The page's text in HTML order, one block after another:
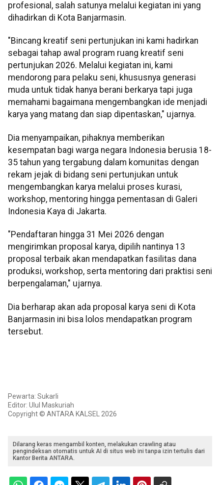
profesional, salah satunya melalui kegiatan ini yang
dihadirkan di Kota Banjarmasin.
"Bincang kreatif seni pertunjukan ini kami hadirkan
sebagai tahap awal program ruang kreatif seni
pertunjukan 2026. Melalui kegiatan ini, kami
mendorong para pelaku seni, khususnya generasi
muda untuk tidak hanya berani berkarya tapi juga
memahami bagaimana mengembangkan ide menjadi
karya yang matang dan siap dipentaskan," ujarnya.
Dia menyampaikan, pihaknya memberikan
kesempatan bagi warga negara Indonesia berusia 18-
35 tahun yang tergabung dalam komunitas dengan
rekam jejak di bidang seni pertunjukan untuk
mengembangkan karya melalui proses kurasi,
workshop, mentoring hingga pementasan di Galeri
Indonesia Kaya di Jakarta.
"Pendaftaran hingga 31 Mei 2026 dengan
mengirimkan proposal karya, dipilih nantinya 13
proposal terbaik akan mendapatkan fasilitas dana
produksi, workshop, serta mentoring dari praktisi seni
berpengalaman," ujarnya.
Dia berharap akan ada proposal karya seni di Kota
Banjarmasin ini bisa lolos mendapatkan program
tersebut.
Pewarta: Sukarli
Editor: Ulul Maskuriah
Copyright © ANTARA KALSEL 2026
Dilarang keras mengambil konten, melakukan crawling atau
pengindeksan otomatis untuk AI di situs web ini tanpa izin tertulis dari
Kantor Berita ANTARA.